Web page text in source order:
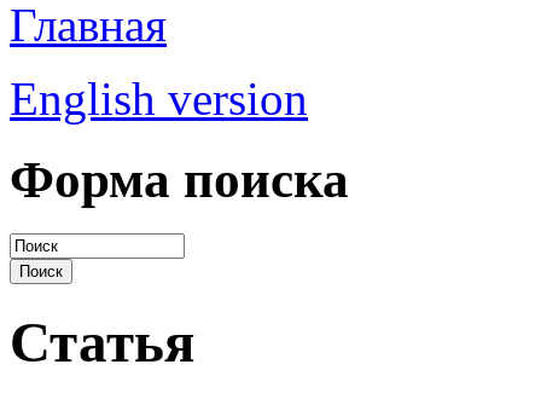
English version
Форма поиска
Статья